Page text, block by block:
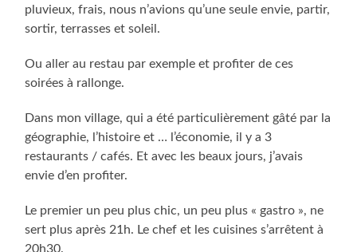
pluvieux, frais, nous n’avions qu’une seule envie, partir,
sortir, terrasses et soleil.
Ou aller au restau par exemple et profiter de ces
soirées à rallonge.
Dans mon village, qui a été particulièrement gâté par la
géographie, l’histoire et … l’économie, il y a 3
restaurants / cafés. Et avec les beaux jours, j’avais
envie d’en profiter.
Le premier un peu plus chic, un peu plus « gastro », ne
sert plus après 21h. Le chef et les cuisines s’arrêtent à
20h30.